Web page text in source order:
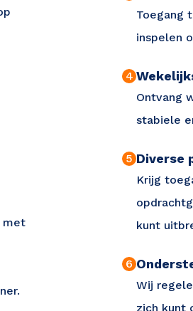
met
Toegang
inspelen
4
Ontvang
stabiele
5 Diverse
Krijg
kunt
6
Wij
zich kunt